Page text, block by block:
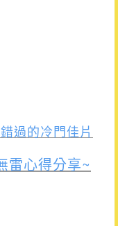
過的冷門佳片
雷心得分享~